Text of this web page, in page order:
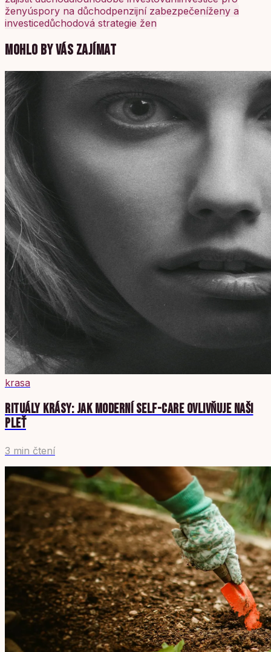
ženyúspory na důchodpenzijní zabezpečeníženy a
investicedůchodová strategie žen
MOHLO BY VÁS ZAJÍMAT
krasa
RITUÁLY KRÁSY: JAK MODERNÍ SELF-CARE OVLIVŇUJE NAŠI
PLEŤ
3 min čtení